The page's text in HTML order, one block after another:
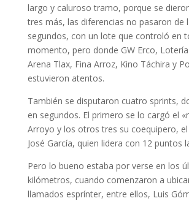
largo y caluroso tramo, porque se
tres más, las diferencias no pasaron de
segundos, con un lote que controló en
momento, pero donde GW Erco,
Arena Tlax, Fina Arroz, Kino Táchira y
estuvieron atentos.
También se disputaron cuatro sprints,
en segundos. El primero se lo cargó el
Arroyo y los otros tres su coequipero,
José García, quien lidera con 12 puntos
Pero lo bueno estaba por verse en los
kilómetros, cuando comenzaron a
llamados esprínter, entre ellos, Luis